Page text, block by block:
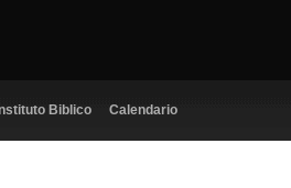
Instituto Biblico Calendario